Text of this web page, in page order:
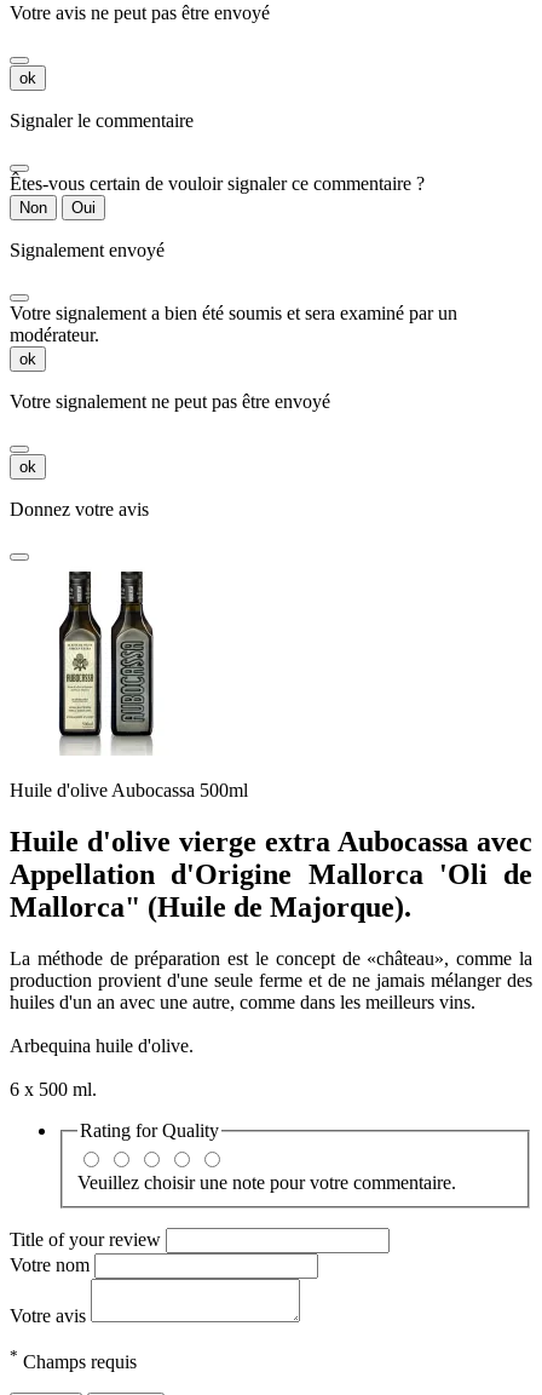
Votre avis ne peut pas être envoyé
ok
Signaler le commentaire
Êtes-vous certain de vouloir signaler ce commentaire ?
Non Oui
Signalement envoyé
Votre signalement a bien été soumis et sera examiné par un
modérateur.
ok
Votre signalement ne peut pas être envoyé
ok
Donnez votre avis
Huile d'olive Aubocassa 500ml
Huile d'olive vierge extra Aubocassa avec
Appellation d'Origine Mallorca 'Oli de
Mallorca" (Huile de Majorque).
La méthode de préparation est le concept de «château», comme la
production provient d'une seule ferme et de ne jamais mélanger des
huiles d'un an avec une autre, comme dans les meilleurs vins.
Arbequina huile d'olive.
6 x 500 ml.
Rating forQuality
Veuillez choisir une note pour votre commentaire.
Title of your review
Votre nom
Votre avis
* Champs requis